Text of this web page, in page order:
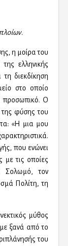
η μοίρα του
ελληνικής
διεκδίκηση
στο οποίο
προσωπικό. Ο
φύσης του
«Η μια μου
που ενώνει
με τις οποίες
Σολωμό, τον
Πολίτη, τη
μύθος
ξανά από το
του